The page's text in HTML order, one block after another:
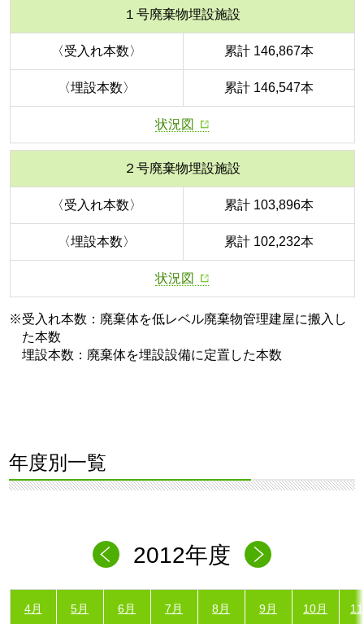
１号廃棄物埋設施設
〈受入れ本数〉 累計 146,867本
〈埋設本数〉 累計 146,547本
状況図
２号廃棄物埋設施設
〈受入れ本数〉 累計 103,896本
〈埋設本数〉 累計 102,232本
状況図
※受入れ本数：廃棄体を低レベル廃棄物管理建屋に搬入し
た本数
埋設本数：廃棄体を埋設設備に定置した本数
年度別一覧
2012年度
4月 5月 6月 7月 8月 9月 10月